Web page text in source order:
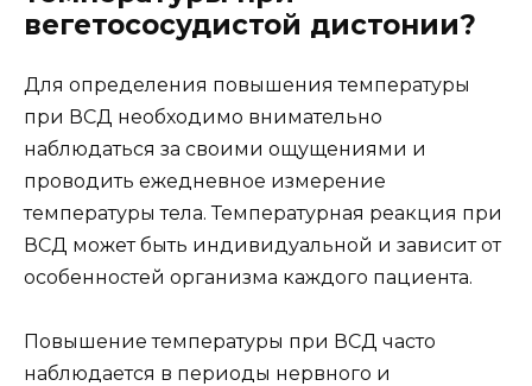
вегетососудистой дистонии?
Для определения повышения температуры
при ВСД необходимо внимательно
наблюдаться за своими ощущениями и
проводить ежедневное измерение
температуры тела. Температурная реакция при
ВСД может быть индивидуальной и зависит от
особенностей организма каждого пациента.
Повышение температуры при ВСД часто
наблюдается в периоды нервного и